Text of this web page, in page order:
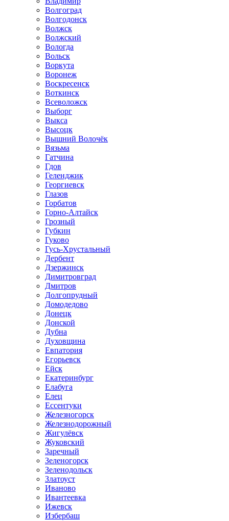
Волгоград
Волгодонск
Волжск
Волжский
Вологда
Вольск
Воркута
Воронеж
Воскресенск
Воткинск
Всеволожск
Выборг
Выкса
Высоцк
Вышний Волочёк
Вязьма
Гатчина
Гдов
Геленджик
Георгиевск
Глазов
Горбатов
Горно-Алтайск
Грозный
Губкин
Гуково
Гусь-Хрустальный
Дербент
Дзержинск
Димитровград
Дмитров
Долгопрудный
Домодедово
Донецк
Донской
Дубна
Духовщина
Евпатория
Егорьевск
Ейск
Екатеринбург
Елабуга
Елец
Ессентуки
Железногорск
Железнодорожный
Жигулёвск
Жуковский
Заречный
Зеленогорск
Зеленодольск
Златоуст
Иваново
Ивантеевка
Ижевск
Избербаш